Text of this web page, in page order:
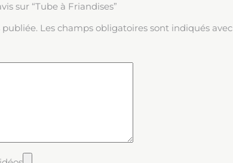
sur “Tube à Friandises”
publiée. Les champs obligatoires sont indiqués avec